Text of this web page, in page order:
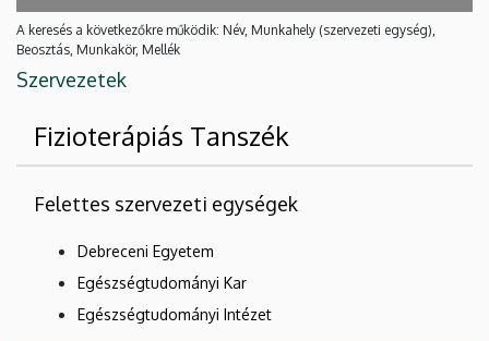
A keresés a következőkre működik: Név, Munkahely (szervezeti egység),
Beosztás, Munkakör, Mellék
Szervezetek
Fizioterápiás Tanszék
Felettes szervezeti egységek
Debreceni Egyetem
Egészségtudományi Kar
Egészségtudományi Intézet